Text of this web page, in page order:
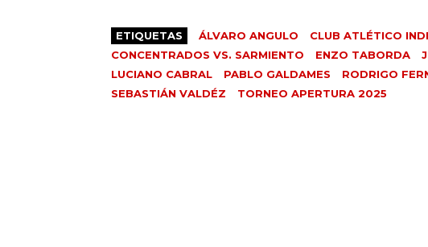
ETIQUETAS ÁLVARO ANGULO
CLUB ATLÉTICO
CONCENTRADOS VS. SARMIENTO
ENZO TABORDA
LUCIANO CABRAL
PABLO GALDAMES RODRIGO
SEBASTIÁN VALDÉZ
TORNEO APERTURA 2025